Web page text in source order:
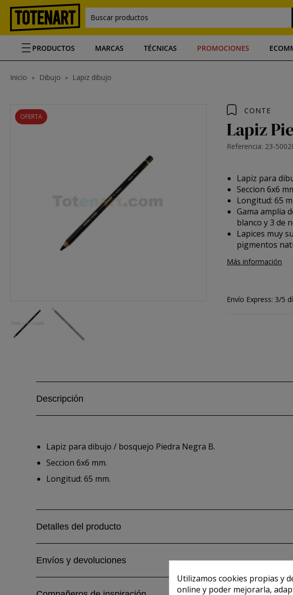
Buscar productos
PRODUCTOS MARCAS TÉCNICAS PROMOCIONES
Inicio Dibujo Lapiz dibujo
OFERTA
CONTE
Lapiz
Referencia: 23-
Lapiz para
Seccion 6x6
Longitud: 65
Gama amplia
blanco y 3 de
Lapices muy
pigmentos
Más información
Envío Express: 3/5
Descripción
Lapiz para dibujo / bosquejo Piedra Negra B.
Seccion 6x6 mm.
Longitud: 65 mm.
Detalles del producto
Envíos y devoluciones
Utilizamos cookies propias y
online y poder mejorarla,